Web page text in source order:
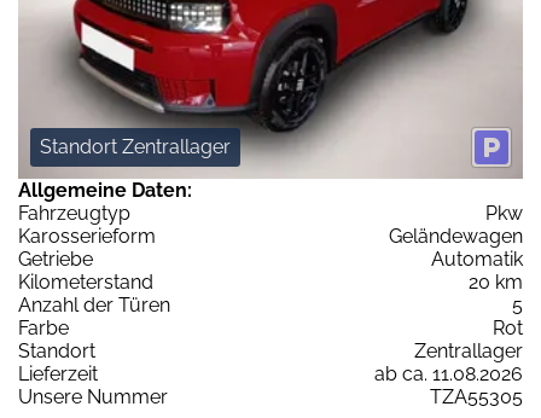
Standort Zentrallager
Allgemeine Daten:
Fahrzeugtyp
Pkw
Karosserieform
Geländewagen
Getriebe
Automatik
Kilometerstand
20 km
Anzahl der Türen
5
Farbe
Rot
Standort
Zentrallager
Lieferzeit
ab ca. 11.08.2026
Unsere Nummer
TZA55305